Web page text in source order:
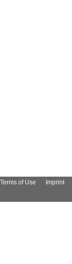
Terms of Use Imprint